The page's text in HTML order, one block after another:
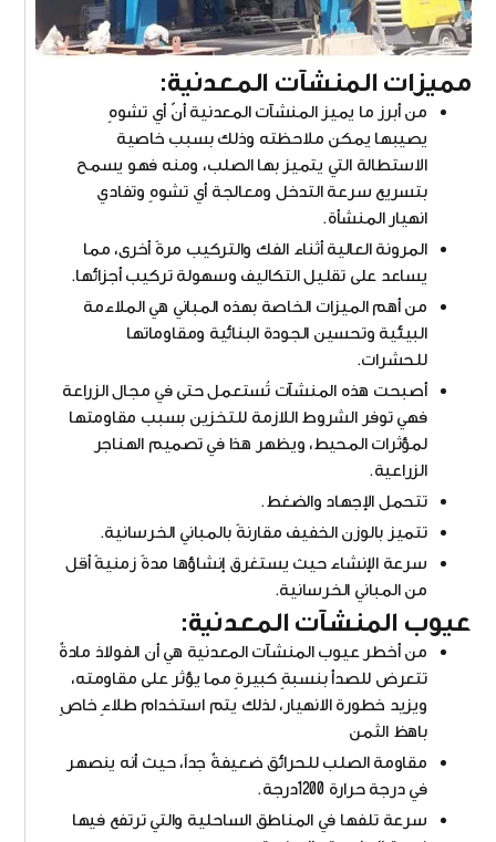
مميزات المنشآت المعدنية:
من أبرز ما يميز المنشآت المعدنية أنّ أي تشوهٍ
يصيبها يمكن ملاحظته وذلك بسبب خاصية
الاستطالة التي يتميز بها الصلب، ومنه فهو يسمح
بتسريع سرعة التدخل ومعالجة أي تشوهٍ وتفادي
انهيار المنشأة.
المرونة العالية أثناء الفك والتركيب مرةً أخرى، مما
يساعد على تقليل التكاليف وسهولة تركيب أجزائها.
من أهم الميزات الخاصة بهذه المباني هي الملاءمة
البيئية وتحسين الجودة البنائية ومقاوماتها
للحشرات.
أصبحت هذه المنشآت تُستعمل حتى في مجال الزراعة
فهي توفر الشروط اللازمة للتخزين بسبب مقاومتها
لمؤثرات المحيط، ويظهر هذا في تصميم الهناجر
الزراعية.
تتحمل الإجهاد والضغط.
تتميز بالوزن الخفيف مقارنةً بالمباني الخرسانية.
سرعة الإنشاء حيث يستغرق إنشاؤها مدةً زمنيةً أقل
من المباني الخرسانية.
عيوب المنشآت المعدنية:
من أخطر عيوب المنشآت المعدنية هي أن الفولاذ مادةٌ
تتعرض للصدأ بنسبةٍ كبيرةٍ مما يؤثر على مقاومته،
ويزيد خطورة الانهيار، لذلك يتم استخدام طلاءٍ خاصٍ
باهظ الثمن
مقاومة الصلب للحرائق ضعيفةٌ جداً، حيث أنه ينصهر
في درجة حرارة 1200درجة.
سرعة تلفها في المناطق الساحلية والتي ترتفع فيها